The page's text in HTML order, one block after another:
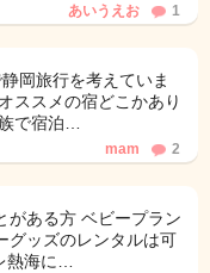
あいうえお 1
岡旅行を考えていま
ススメの宿どこかあり
で宿泊…
mam 2
がある方 ベビープラン
グッズのレンタルは可
熱海に…